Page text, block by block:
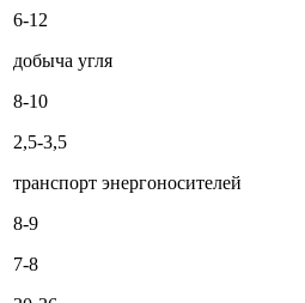
6-12
добыча угля
8-10
2,5-3,5
транспорт энергоносителей
8-9
7-8